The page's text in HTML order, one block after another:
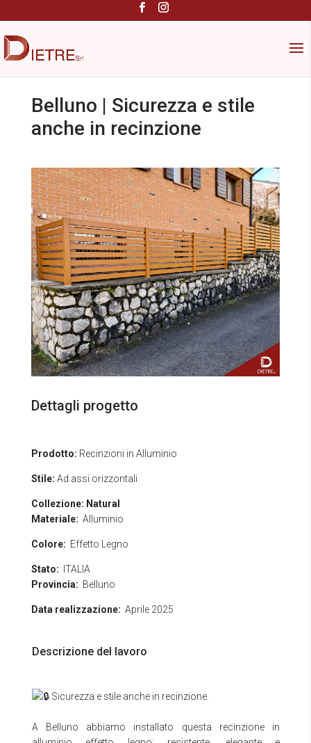
Belluno | Sicurezza e stile
anche in recinzione
Dettagli progetto
Prodotto: Recinzioni in Alluminio
Stile: Ad assi orizzontali
Collezione: Natural
Materiale: Alluminio
Colore: Effetto Legno
Stato:
ITALIA
Provincia: Belluno
Data realizzazione: Aprile 2025
Descrizione del lavoro
Sicurezza e stile anche in recinzione.
A Belluno abbiamo installato questa recinzione in